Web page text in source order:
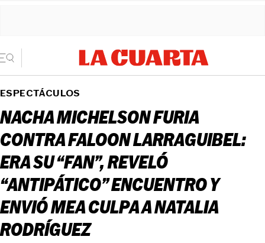
ESPECTÁCULOS
NACHA MICHELSON FURIA
CONTRA FALOON LARRAGUIBEL:
ERA SU “FAN”, REVELÓ
“ANTIPÁTICO” ENCUENTRO Y
ENVIÓ MEA CULPA A NATALIA
RODRÍGUEZ